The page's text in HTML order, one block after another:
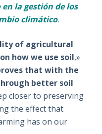
la gestión de los
climático.
of agricultural
how we use soil,»
that with the
better soil
closer to preserving
the effect that
has on our